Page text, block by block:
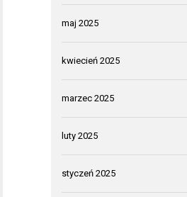
maj 2025
kwiecień 2025
marzec 2025
luty 2025
styczeń 2025